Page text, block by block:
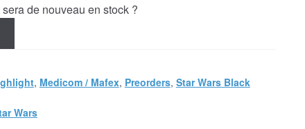
de nouveau en stock ?
, Medicom / Mafex, Preorders, Star Wars Black
Wars